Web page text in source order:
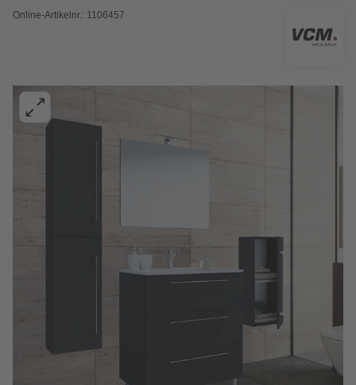
Online-Artikelnr.: 1106457